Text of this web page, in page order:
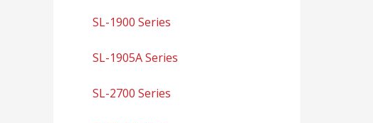
SL-1900 Series
SL-1905A Series
SL-2700 Series